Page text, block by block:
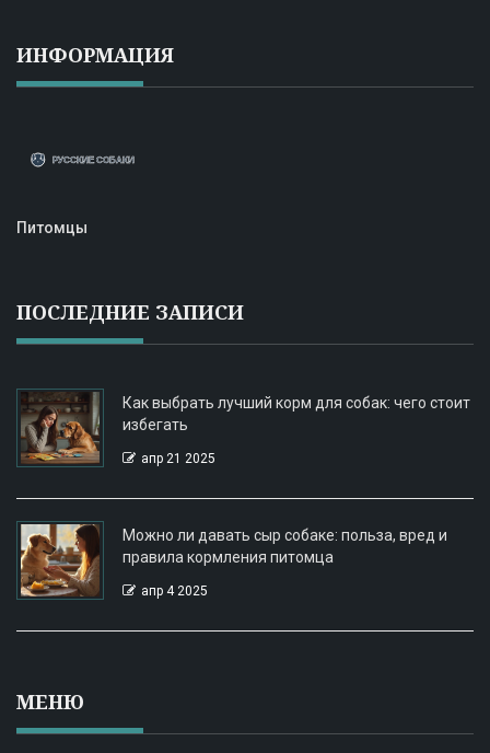
ИНФОРМАЦИЯ
Питомцы
ПОСЛЕДНИЕ ЗАПИСИ
Как выбрать лучший корм для собак: чего стоит
избегать
апр 21 2025
Можно ли давать сыр собаке: польза, вред и
правила кормления питомца
апр 4 2025
МЕНЮ